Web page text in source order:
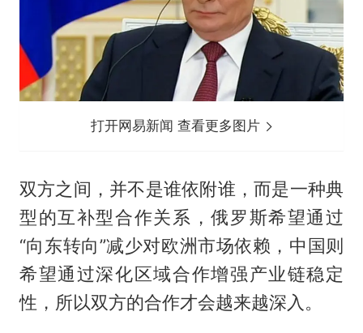
打开网易新闻 查看更多图片
双方之间，并不是谁依附谁，而是一种典
型的互补型合作关系，俄罗斯希望通过
“向东转向”减少对欧洲市场依赖，中国则
希望通过深化区域合作增强产业链稳定
性，所以双方的合作才会越来越深入。